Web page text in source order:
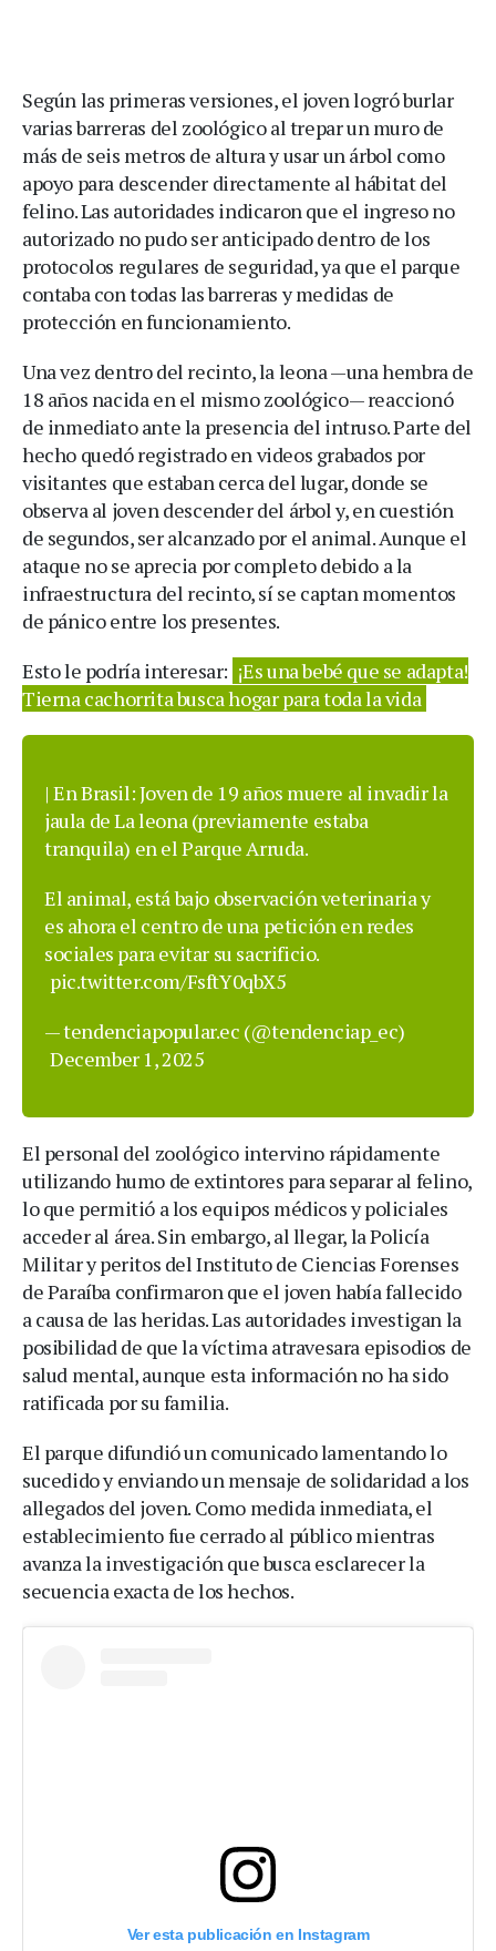
Según las primeras versiones, el joven logró burlar
varias barreras del zoológico al trepar un muro de
más de seis metros de altura y usar un árbol como
apoyo para descender directamente al hábitat del
felino. Las autoridades indicaron que el ingreso no
autorizado no pudo ser anticipado dentro de los
protocolos regulares de seguridad, ya que el parque
contaba con todas las barreras y medidas de
protección en funcionamiento.
Una vez dentro del recinto, la leona —una hembra de
18 años nacida en el mismo zoológico— reaccionó
de inmediato ante la presencia del intruso. Parte del
hecho quedó registrado en videos grabados por
visitantes que estaban cerca del lugar, donde se
observa al joven descender del árbol y, en cuestión
de segundos, ser alcanzado por el animal. Aunque el
ataque no se aprecia por completo debido a la
infraestructura del recinto, sí se captan momentos
de pánico entre los presentes.
Esto le podría interesar: ¡Es una bebé que se adapta!
Tierna cachorrita busca hogar para toda la vida
| En Brasil: Joven de 19 años muere al invadir la
jaula de La leona (previamente estaba
tranquila) en el Parque Arruda.
El animal, está bajo observación veterinaria y
es ahora el centro de una petición en redes
sociales para evitar su sacrificio.
pic.twitter.com/FsftY0qbX5
— tendenciapopular.ec (@tendenciap_ec)
December 1, 2025
El personal del zoológico intervino rápidamente
utilizando humo de extintores para separar al felino,
lo que permitió a los equipos médicos y policiales
acceder al área. Sin embargo, al llegar, la Policía
Militar y peritos del Instituto de Ciencias Forenses
de Paraíba confirmaron que el joven había fallecido
a causa de las heridas. Las autoridades investigan la
posibilidad de que la víctima atravesara episodios de
salud mental, aunque esta información no ha sido
ratificada por su familia.
El parque difundió un comunicado lamentando lo
sucedido y enviando un mensaje de solidaridad a los
allegados del joven. Como medida inmediata, el
establecimiento fue cerrado al público mientras
avanza la investigación que busca esclarecer la
secuencia exacta de los hechos.
Ver esta publicación en Instagram